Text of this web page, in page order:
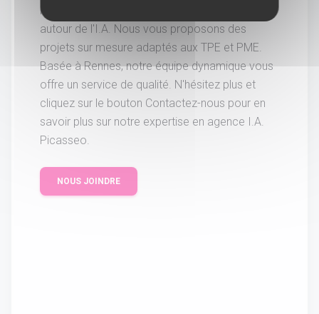
Picasseo, spécialisée dans l'accompagnement
autour de l'I.A. Nous vous proposons des
projets sur mesure adaptés aux TPE et PME.
Basée à Rennes, notre équipe dynamique vous
offre un service de qualité. N'hésitez plus et
cliquez sur le bouton Contactez-nous pour en
savoir plus sur notre expertise en agence I.A.
Picasseo.
NOUS JOINDRE